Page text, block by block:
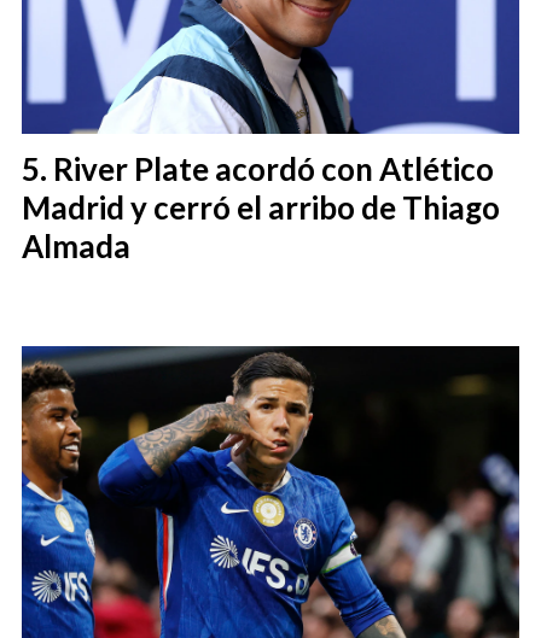
River Plate acordó con Atlético
Madrid y cerró el arribo de Thiago
Almada